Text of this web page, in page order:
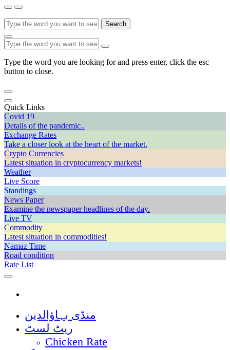
Search
Type the word you are looking for and press enter, click the esc
button to close.
Quick Links
Covid 19
Details of the pandemic..
Exchange Rates
Take a closer look at the heart of the market.
Crypto Currencies
Latest situation in cryptocurrency markets!
Weather
Live Score
Standings
News Paper
Examine the newspaper headlines of the day.
Live TV
Commodity
Latest situation in commodities!
Namaz Time
Road condition
Rate List
منڈی بہاؤالدین
ریٹ لسٹ
Chicken Rate